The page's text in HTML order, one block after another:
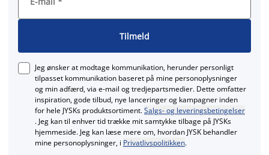
Tilmeld
Jeg ønsker at modtage kommunikation, herunder personligt
tilpasset kommunikation baseret på mine personoplysninger
og min adfærd, via e‑mail og tredjepartsmedier. Dette omfatter
inspiration, gode tilbud, nye lanceringer og kampagner inden
for hele JYSKs produktsortiment.Salgs- og leveringsbetingelser
. Jeg kan til enhver tid trække mit samtykke tilbage på JYSKs
hjemmeside. Jeg kan læse mere om, hvordan JYSK behandler
mine personoplysninger, i Privatlivspolitikken.